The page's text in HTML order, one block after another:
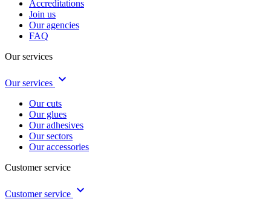
Accreditations
Join us
Our agencies
FAQ
Our services
Our services keyboard_arrow_down
Our cuts
Our glues
Our adhesives
Our sectors
Our accessories
Customer service
Customer service keyboard_arrow_down